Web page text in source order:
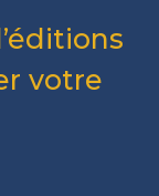
votre